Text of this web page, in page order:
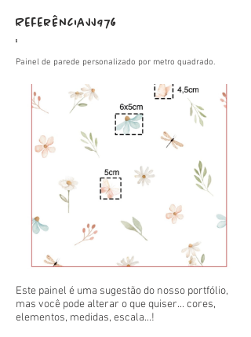
Referência
:
JJ976
Painel de parede personalizado por metro quadrado.
Este painel é uma sugestão do nosso portfólio,
mas você pode alterar o que quiser... cores,
elementos, medidas, escala...!